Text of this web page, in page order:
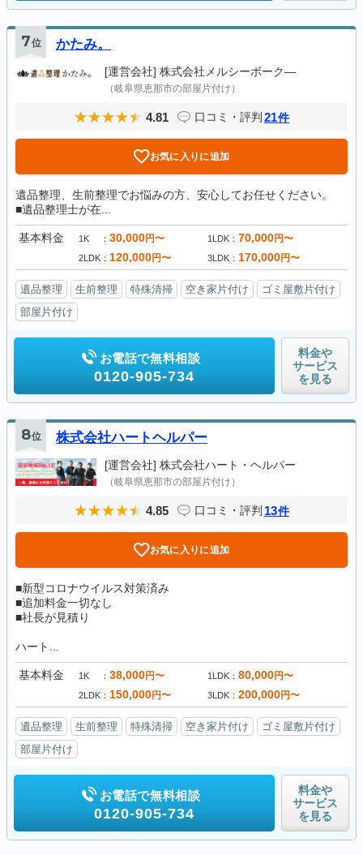
7位 かたみ。
[運営会社] 株式会社メルシーボーク―
（岐阜県恵那市の部屋片付け）
4.81 口コミ・評判 21件
お気に入りに追加
遺品整理、生前整理でお悩みの方、安心してお任せください。
■遺品整理士が在...
基本料金 1K 30,000円〜 1LDK 70,000円〜
2LDK 120,000円〜 3LDK 170,000円〜
遺品整理 生前整理 特殊清掃 空き家片付け
ゴミ屋敷片付け
部屋片付け
お電話で無料相談
0120-905-734
料金や
サービス
を見る
8位 株式会社ハートヘルパー
[運営会社] 株式会社ハート・ヘルパー
（岐阜県恵那市の部屋片付け）
4.85 口コミ・評判 13件
お気に入りに追加
■新型コロナウイルス対策済み
■追加料金一切なし
■社長が見積り
ハート...
基本料金 1K 38,000円〜 1LDK 80,000円〜
2LDK 150,000円〜 3LDK 200,000円〜
遺品整理 生前整理 特殊清掃 空き家片付け
ゴミ屋敷片付け
部屋片付け
お電話で無料相談
0120-905-734
料金や
サービス
を見る